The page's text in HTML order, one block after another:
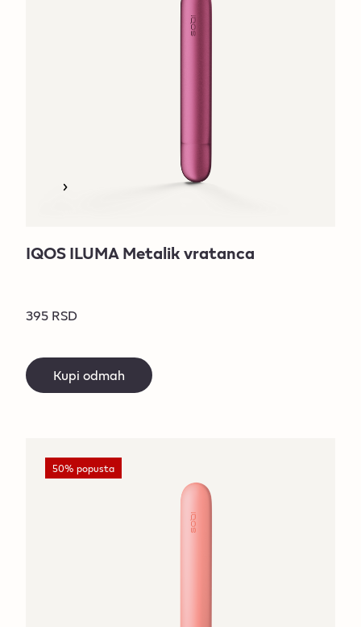
IQOS ILUMA Metalik vratanca
395 RSD
Kupi odmah
50% popusta